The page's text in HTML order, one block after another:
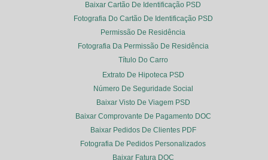
Baixar Cartão De Identificação PSD
Fotografia Do Cartão De Identificação PSD
Permissão De Residência
Fotografia Da Permissão De Residência
Título Do Carro
Extrato De Hipoteca PSD
Número De Seguridade Social
Baixar Visto De Viagem PSD
Baixar Comprovante De Pagamento DOC
Baixar Pedidos De Clientes PDF
Fotografia De Pedidos Personalizados
Baixar Fatura DOC